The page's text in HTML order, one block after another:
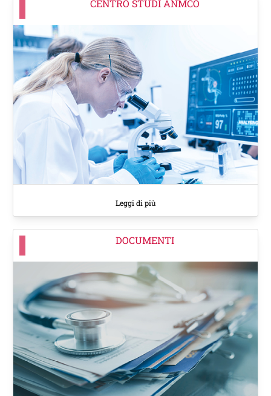
CENTRO STUDI ANMCO
Leggi di più
DOCUMENTI